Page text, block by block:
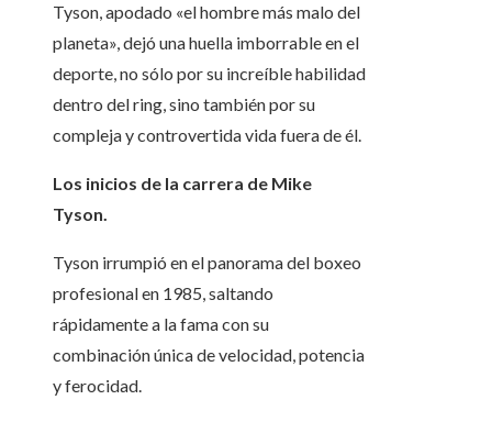
Tyson, apodado «el hombre más malo del
planeta», dejó una huella imborrable en el
deporte, no sólo por su increíble habilidad
dentro del ring, sino también por su
compleja y controvertida vida fuera de él.
Los inicios de la carrera de Mike
Tyson.
Tyson irrumpió en el panorama del boxeo
profesional en 1985, saltando
rápidamente a la fama con su
combinación única de velocidad, potencia
y ferocidad.